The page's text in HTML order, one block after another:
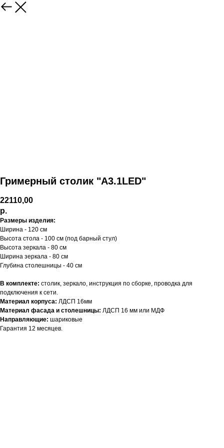
Гримерный столик "А3.1LED"
22110,00
р.
Размеры изделия:
Ширина - 120 см
Высота стола - 100 см (под барный стул)
Высота зеркала - 80 см
Ширина зеркала - 80 см
Глубина столешницы - 40 см
В комплекте: столик, зеркало, инструкция по сборке, проводка для
подключения к сети.
Материал корпуса: ЛДСП 16мм
Материал фасада и столешницы: ЛДСП 16 мм или МДФ
Направляющие: шариковые
Гарантия 12 месяцев.